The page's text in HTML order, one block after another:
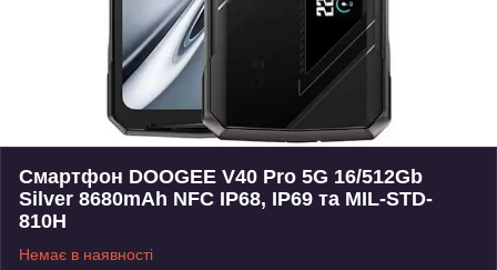
Смартфон DOOGEE V40 Pro 5G 16/512Gb
Silver 8680mAh NFC IP68, IP69 та MIL-STD-
810H
Немає в наявності